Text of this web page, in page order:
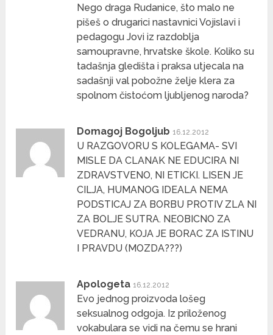
Nego draga Rudanice, što malo ne
pišeš o drugarici nastavnici Vojislavi i
pedagogu Jovi iz razdoblja
samoupravne, hrvatske škole. Koliko su
tadašnja gledišta i praksa utjecala na
sadašnji val pobožne želje klera za
spolnom čistoćom ljubljenog naroda?
Domagoj Bogoljub 16.12.2012
U RAZGOVORU S KOLEGAMA- SVI
MISLE DA CLANAK NE EDUCIRA NI
ZDRAVSTVENO, NI ETICKI. LISEN JE
CILJA, HUMANOG IDEALA NEMA
PODSTICAJ ZA BORBU PROTIV ZLA NI
ZA BOLJE SUTRA. NEOBICNO ZA
VEDRANU, KOJA JE BORAC ZA ISTINU
I PRAVDU (MOZDA???)
Apologeta 16.12.2012
Evo jednog proizvoda lošeg
seksualnog odgoja. Iz priloženog
vokabulara se vidi na čemu se hrani